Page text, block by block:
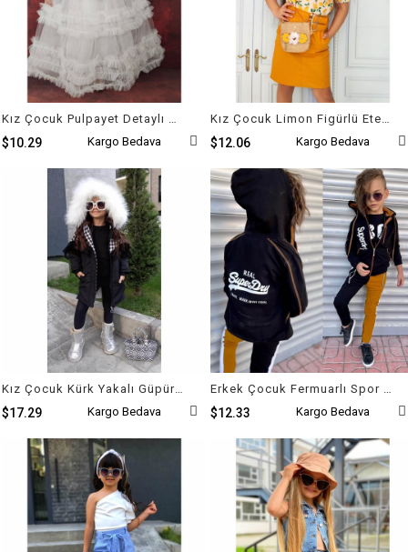
Kız Çocuk Pulpayet Detaylı Beyaz Prenses Elbise
$10.29 Kargo Bedava
Kız Çocuk Limon Figürlü Etekli Sarı Takım
$12.06 Kargo Bedava
Kız Çocuk Kürk Yakalı Güpürlü Siyah Mont
$17.29 Kargo Bedava
Erkek Çocuk Fermuarlı Spor Günlük Kahve Takım
$12.33 Kargo Bedava